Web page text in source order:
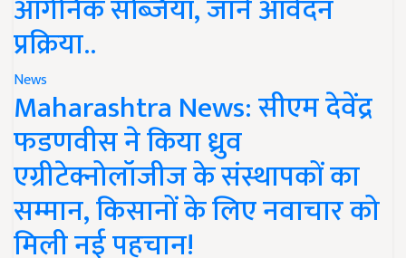
ऑर्गेनिक सब्जियां, जानें आवेदन
प्रक्रिया..
News
Maharashtra News: सीएम देवेंद्र
फडणवीस ने किया ध्रुव
एग्रीटेक्नोलॉजीज के संस्थापकों का
सम्मान, किसानों के लिए नवाचार को
मिली नई पहचान!